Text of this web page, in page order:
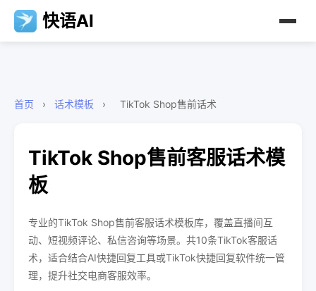
快语AI
首页 › 话术模板 › TikTok Shop售前话术
TikTok Shop售前客服话术模
板
专业的TikTok Shop售前客服话术模板库，覆盖直播间互
动、短视频评论、私信咨询等场景。共10条TikTok客服话
术，适合结合AI快捷回复工具或TikTok快捷回复软件统一管
理，提升社交电商客服效率。